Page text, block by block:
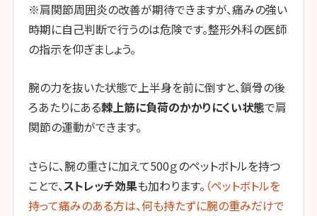
※肩関節周囲炎の改善が期待できますが、痛みの強い
時期に自己判断で行うのは危険です。整形外科の医師
の指示を仰ぎましょう。
腕の力を抜いた状態で上半身を前に倒すと、鎖骨の後
ろあたりにある棘上筋に負荷のかかりにくい状態で肩
関節の運動ができます。
さらに、腕の重さに加えて500ｇのペットボトルを持つ
ことで、ストレッチ効果も加わります。 （ペットボトルを
持って痛みのある方は、何も持たずに腕の重みだけで